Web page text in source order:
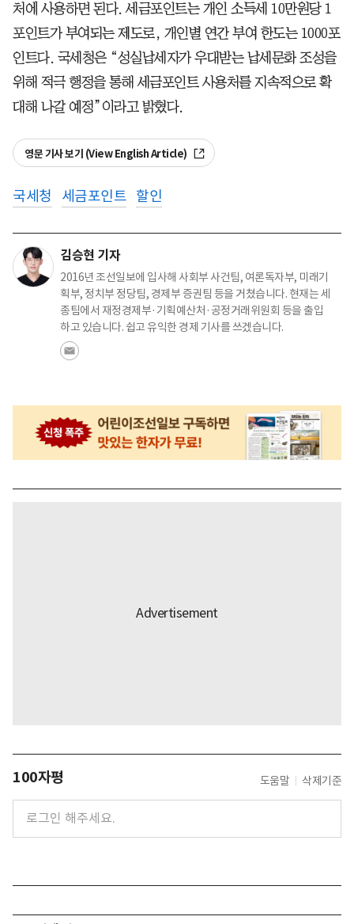
처에 사용하면 된다. 세금포인트는 개인 소득세 10만원당 1
포인트가 부여되는 제도로, 개인별 연간 부여 한도는 1000포
인트다. 국세청은 “성실납세자가 우대받는 납세문화 조성을
위해 적극 행정을 통해 세금포인트 사용처를 지속적으로 확
대해 나갈 예정”이라고 밝혔다.
영문 기사 보기 (View English Article)
국세청 세금포인트 할인
김승현 기자
2016년 조선일보에 입사해 사회부 사건팀, 여론독자부, 미래기
획부, 정치부 정당팀, 경제부 증권팀 등을 거쳤습니다. 현재는 세
종팀에서 재정경제부·기획예산처·공정거래위원회 등을 출입
하고 있습니다. 쉽고 유익한 경제 기사를 쓰겠습니다.
100자평 도움말 삭제기준